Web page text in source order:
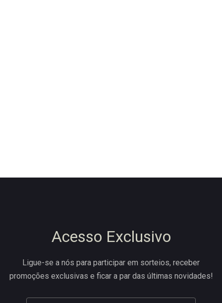
Acesso Exclusivo
Ligue-se a nós para participar em sorteios, receber
promoções exclusivas e ficar a par das últimas novidades!